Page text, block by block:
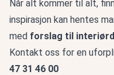
Når alt kommer til alt,
inspirasjon kan hentes
med forslag til
Kontakt oss for en
47 31 46 00